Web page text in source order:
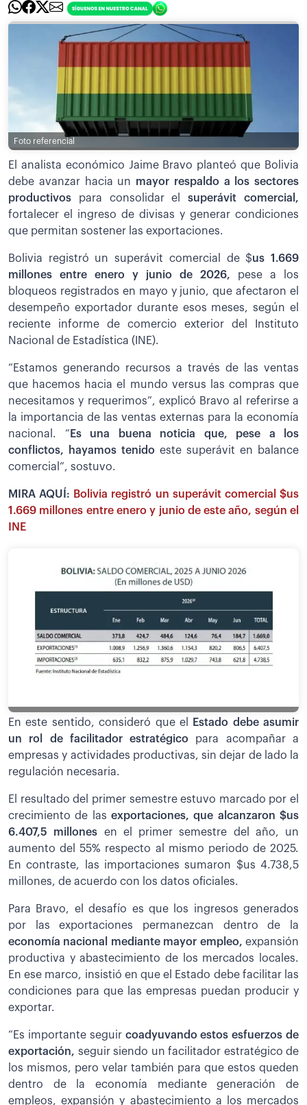
Foto referencial
El analista económico Jaime Bravo planteó que Bolivia
debe avanzar hacia un mayor respaldo a los sectores
productivos para consolidar elsuperávit comercial,
fortalecer el ingreso de divisas y generar condiciones
que permitan sostener las exportaciones.
Bolivia registró un superávit comercial de $us 1.669
millones entre enero y junio de 2026, pese a los
bloqueos registrados en mayo y junio, que afectaron el
desempeño exportador durante esos meses, según el
reciente informe de comercio exterior del Instituto
Nacional de Estadística (INE).
“Estamos generando recursos a través de las ventas
que hacemos hacia el mundo versus las compras que
necesitamos y requerimos”, explicó Bravo al referirse a
la importancia de las ventas externas para la economía
nacional. “ Es una buena noticia que, pese a los
conflictos, hayamos tenido este superávit en balance
comercial”, sostuvo.
MIRA AQUÍ: Bolivia registró un superávit comercial $us
1.669 millones entre enero y junio de este año, según el
INE
En este sentido, consideró que el
Estado debe asumir
un rol de facilitador estratégico para acompañar a
empresas y actividades productivas, sin dejar de lado la
regulación necesaria.
El resultado del primer semestre estuvo marcado por el
crecimiento de las exportaciones, que alcanzaron $us
6.407,5 millones en el primer semestre del año, un
aumento del 55% respecto al mismo periodo de 2025.
En contraste, las importaciones sumaron $us 4.738,5
millones, de acuerdo con los datos oficiales.
Para Bravo, el desafío es que los ingresos generados
por las exportaciones permanezcan dentro de la
economía nacional mediante mayor empleo, expansión
productiva y abastecimiento de los mercados locales.
En ese marco, insistió en que el Estado debe facilitar las
condiciones para que las empresas puedan producir y
exportar.
“Es importante seguir coadyuvando estos esfuerzos de
exportación, seguir siendo un facilitador estratégico de
los mismos, pero velar también para que estos queden
dentro de la economía mediante generación de
empleos, expansión y abastecimiento a los mercados